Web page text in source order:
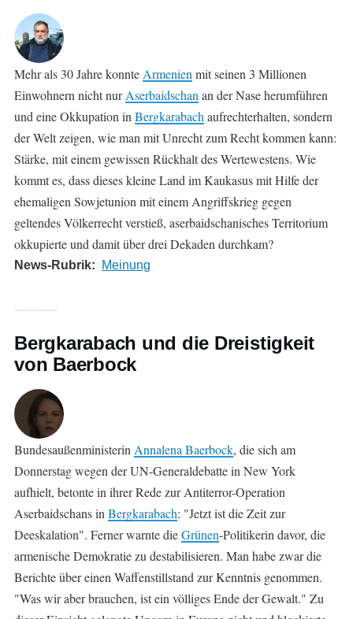
Mehr als 30 Jahre konnte Armenien mit seinen 3 Millionen
Einwohnern nicht nurAserbaidschan an der Nase herumführen
und eine Okkupation in Bergkarabach aufrechterhalten, sondern
der Welt zeigen, wie man mit Unrecht zum Recht kommen kann:
Stärke, mit einem gewissen Rückhalt des Wertewestens. Wie
kommt es, dass dieses kleine Land im Kaukasus mit Hilfe der
ehemaligen Sowjetunion mit einem Angriffskrieg gegen
geltendes Völkerrecht verstieß, aserbaidschanisches Territorium
okkupierte und damit über drei Dekaden durchkam?
News-Rubrik Meinung
Bergkarabach und die Dreistigkeit
von Baerbock
Bundesaußenministerin Annalena Baerbock, die sich am
Donnerstag wegen der UN-Generaldebatte in New York
aufhielt, betonte in ihrer Rede zur Antiterror-Operation
Aserbaidschans in Bergkarabach: "Jetzt ist die Zeit zur
Deeskalation". Ferner warnte dieGrünen-Politikerin davor, die
armenische Demokratie zu destabilisieren. Man habe zwar die
Berichte über einen Waffenstillstand zur Kenntnis genommen.
"Was wir aber brauchen, ist ein völliges Ende der Gewalt." Zu